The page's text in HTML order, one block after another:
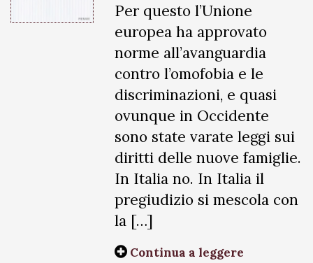
Per questo l’Unione
europea ha approvato
norme all’avanguardia
contro l’omofobia e le
discriminazioni, e quasi
ovunque in Occidente
sono state varate leggi sui
diritti delle nuove famiglie.
In Italia no. In Italia il
pregiudizio si mescola con
la […]
Continua a leggere